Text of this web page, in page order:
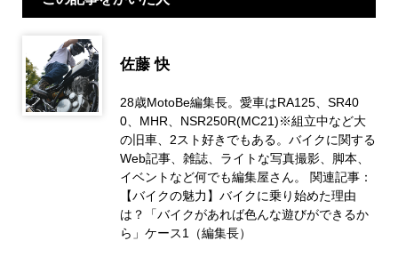
佐藤 快
28歳MotoBe編集長。愛車はRA125、SR40
0、MHR、NSR250R(MC21)※組立中など大
の旧車、2スト好きでもある。バイクに関する
Web記事、雑誌、ライトな写真撮影、脚本、
イベントなど何でも編集屋さん。 関連記事：
【バイクの魅力】バイクに乗り始めた理由
は？「バイクがあれば色んな遊びができるか
ら」ケース1（編集長）